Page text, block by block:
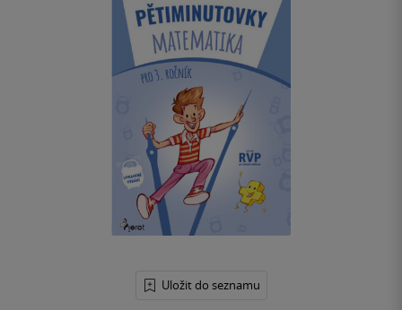
Uložit do seznamu